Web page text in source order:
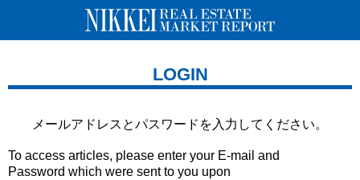
LOGIN
メールアドレスとパスワードを 入力してください。
To access articles, please enter your E-mail and
Password which were sent to you upon